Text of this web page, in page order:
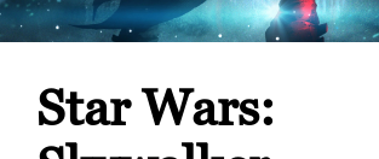
Star Wars: